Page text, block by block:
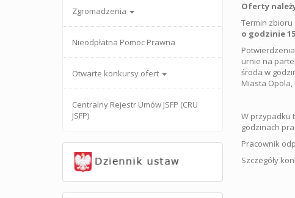
Zgromadzenia
Nieodpłatna Pomoc Prawna
Otwarte konkursy ofert
Centralny Rejestr Umów JSFP (CRU
JSFP)
Oferty
Termin
o godzinie
urnie na
środa w
Miasta Opola,
W przypadku
godzinach
Pracownik
Szczegóły